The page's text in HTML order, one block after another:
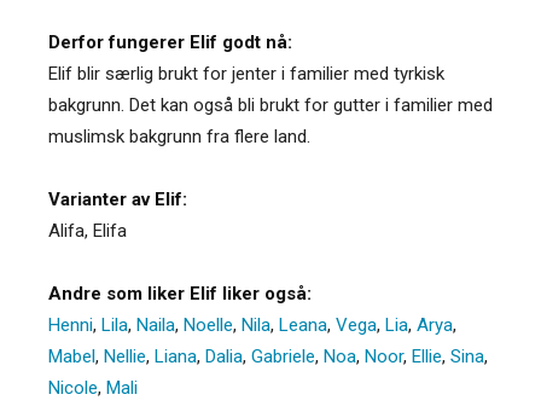
Derfor fungerer Elif godt nå:
Elif blir særlig brukt for jenter i familier med tyrkisk
bakgrunn. Det kan også bli brukt for gutter i familier med
muslimsk bakgrunn fra flere land.
Varianter av Elif:
Alifa, Elifa
Andre som liker Elif liker også:
Henni, Lila, Naila, Noelle, Nila, Leana, Vega, Lia, Arya,
Mabel, Nellie, Liana, Dalia, Gabriele, Noa, Noor, Ellie, Sina,
Nicole, Mali